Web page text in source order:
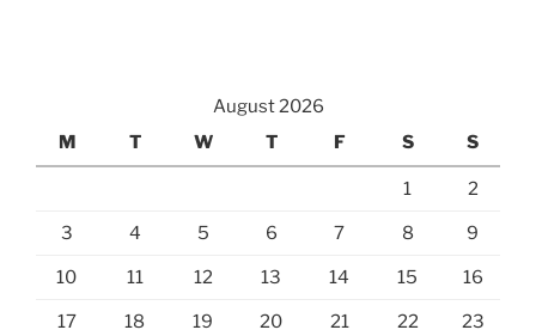
August 2026
M
T W T F S S
1 2
3 4 5 6 7 8 9
10 11 12 13 14 15 16
17 18 19 20 21 22 23